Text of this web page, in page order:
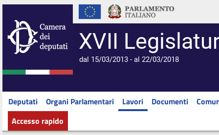
XVII
dal 15/03/2013 - al 22/03/2018
Deputati Organi Parlamentari Lavori Documenti
Accesso rapido